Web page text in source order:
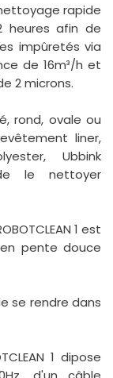
rapide
heures afin de
impûretés via
de 16m³/h et
2 microns.
rond, ovale ou
liner,
Ubbink
le nettoyer
1 est
pente douce
se rendre dans
1 dipose